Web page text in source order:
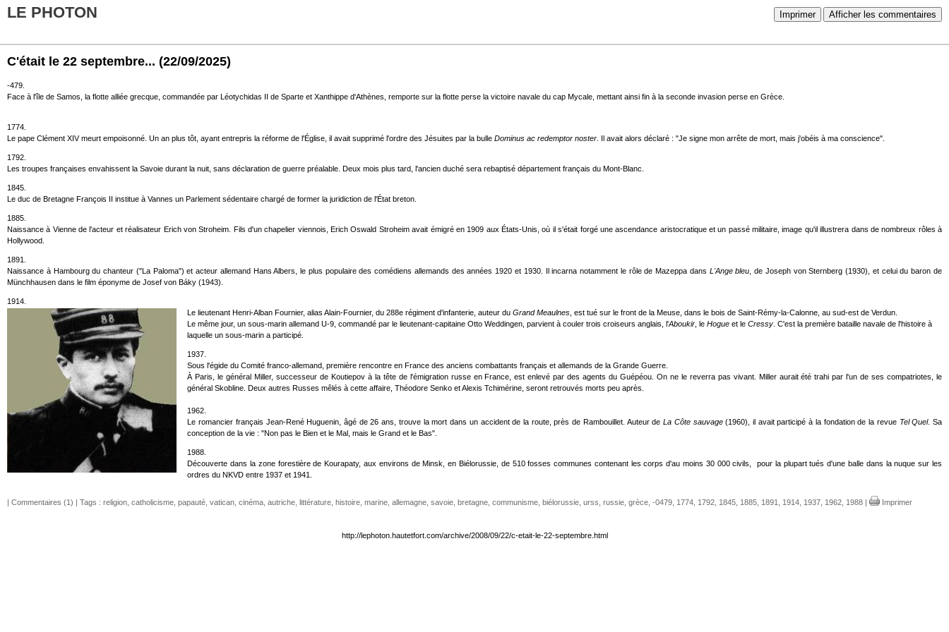
Imprimer Afficher les commentaires
LE PHOTON
C'était le 22 septembre... (22/09/2025)
-479.
Face à l'île de Samos, la flotte alliée grecque, commandée par Léotychidas II de Sparte et Xanthippe d'Athènes, remporte sur la flotte perse la victoire navale du cap Mycale, mettant ainsi fin à la seconde invasion perse en Grèce.
1774.
Le pape Clément XIV meurt empoisonné. Un an plus tôt, ayant entrepris la réforme de l'Église, il avait supprimé l'ordre des Jésuites par la bulle Dominus ac redemptor noster . Il avait alors déclaré : "Je signe mon arrête de mort, mais j'obéis à ma conscience".
1792.
Les troupes françaises envahissent la Savoie durant la nuit, sans déclaration de guerre préalable. Deux mois plus tard, l'ancien duché sera rebaptisé département français du Mont-Blanc.
1845.
Le duc de Bretagne François II institue à Vannes un Parlement sédentaire chargé de former la juridiction de l'État breton.
1885.
Naissance à Vienne de l'acteur et réalisateur Erich von Stroheim. Fils d'un chapelier viennois, Erich Oswald Stroheim avait émigré en 1909 aux États-Unis, où il s'était forgé une ascendance aristocratique et un passé militaire, image qu'il illustrera dans de nombreux rôles à
Hollywood.
1891.
Naissance à Hambourg du chanteur ("La Paloma") et acteur allemand Hans Albers, le plus populaire des comédiens allemands des années 1920 et 1930. Il incarna notamment le rôle de Mazeppa dans L'Ange bleu , de Joseph von Sternberg (1930), et celui du baron de
Münchhausen dans le film éponyme de Josef von Báky (1943).
1914.
Le lieutenant Henri-Alban Fournier, alias Alain-Fournier, du 288e régiment d'infanterie, auteur duGrand Meaulnes , est tué sur le front de la Meuse, dans le bois de Saint-Rémy-la-Calonne, au sud-est de Verdun.
Le même jour, un sous-marin allemand U-9, commandé par le lieutenant-capitaine Otto Weddingen, parvient à couler trois croiseurs anglais, l'Aboukir , leHogue et leCressy . C'est la première bataille navale de l'histoire à
laquelle un sous-marin a participé.
1937.
Sous l'égide du Comité franco-allemand, première rencontre en France des anciens combattants français et allemands de la Grande Guerre.
À Paris, le général Miller, successeur de Koutiepov à la tête de l'émigration russe en France, est enlevé par des agents du Guépéou. On ne le reverra pas vivant. Miller aurait été trahi par l'un de ses compatriotes, le
général Skobline. Deux autres Russes mêlés à cette affaire, Théodore Senko et Alexis Tchimérine, seront retrouvés morts peu après.
1962.
Le romancier français Jean-René Huguenin, âgé de 26 ans, trouve la mort dans un accident de la route, près de Rambouillet. Auteur deLa Côte sauvage(1960), il avait participé à la fondation de la revue Tel Quel. Sa
conception de la vie : "Non pas le Bien et le Mal, mais le Grand et le Bas".
1988.
Découverte dans la zone forestière de Kourapaty, aux environs de Minsk, en Biélorussie, de 510 fosses communes contenant les corps d'au moins 30 000 civils, pour la plupart tués d'une balle dans la nuque sur les
ordres du NKVD entre 1937 et 1941.
| Commentaires (1) | Tags : religion catholicisme papauté vatican cinéma autriche littérature histoire marine allemagne savoie bretagne communisme biélorussie urss russie grèce -0479 1774 1792 1845 1885 1891 1914 1937 1962 1988 | Imprimer
http://lephoton.hautetfort.com/archive/2008/09/22/c-etait-le-22-septembre.html